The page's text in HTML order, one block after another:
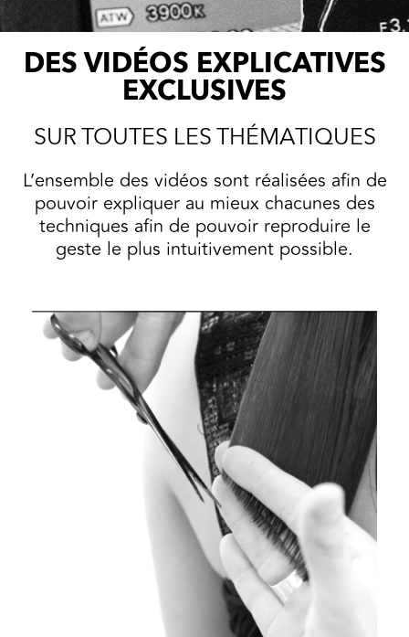
DES VIDÉOS EXPLICATIVES
EXCLUSIVES
SUR TOUTES LES THÉMATIQUES
L’ensemble des vidéos sont réalisées afin de
pouvoir expliquer au mieux chacunes des
techniques afin de pouvoir reproduire le
geste le plus intuitivement possible.